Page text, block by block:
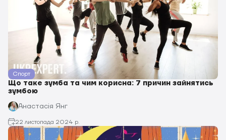
Спорт
Що таке зумба та чим корисна: 7 причин зайнятись
зумбою
Анастасія Янг
22 листопада 2024 р.